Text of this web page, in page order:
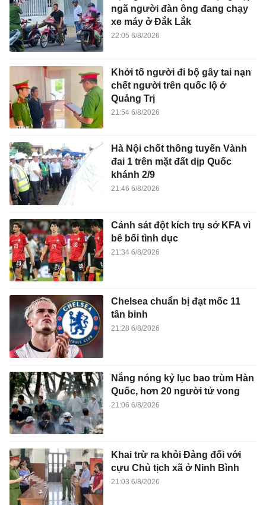
ngã người đàn ông đang chạy
xe máy ở Đắk Lắk
22:05 6/8/2026
Khởi tố người đi bộ gây tai nạn
chết người trên quốc lộ ở
Quảng Trị
21:54 6/8/2026
Hà Nội chốt thông tuyến Vành
đai 1 trên mặt đất dịp Quốc
khánh 2/9
21:46 6/8/2026
Cảnh sát đột kích trụ sở KFA vì
bê bối tình dục
21:34 6/8/2026
Chelsea chuẩn bị đạt mốc 11
tân binh
21:28 6/8/2026
Nắng nóng kỷ lục bao trùm Hàn
Quốc, hơn 20 người tử vong
21:06 6/8/2026
Khai trừ ra khỏi Đảng đối với
cựu Chủ tịch xã ở Ninh Bình
21:03 6/8/2026